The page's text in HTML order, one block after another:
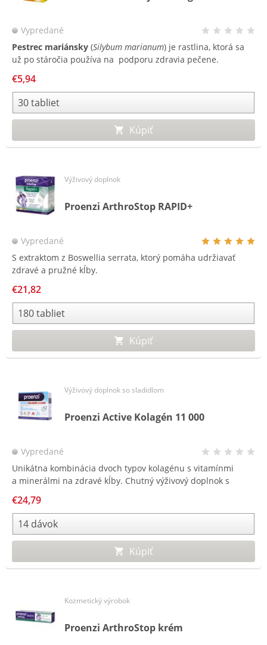
Vypredané
Pestrec mariánsky (Silybum marianum) je rastlina, ktorá sa
už po stáročia používa na podporu zdravia pečene.
ktorý je extrahovaný z jeho semien. Tradične je pestrec s
vysokým obsahom silymarínu používaný na podporu
funkcie pečene.
€5,94
Kúpiť
Výživový doplnok
Proenzi ArthroStop RAPID+
Vypredané
S extraktom z Boswellia serrata, ktorý pomáha udržiavať
zdravé a pružné kĺby.
€21,82
Kúpiť
Výživový doplnok so sladidlom
Proenzi Active Kolagén 11 000
Vypredané
Unikátna kombinácia dvoch typov kolagénu s vitamínmi
a minerálmi na zdravé kĺby. Chutný výživový doplnok s
€24,79
Kúpiť
Kozmetický výrobok
Proenzi ArthroStop krém